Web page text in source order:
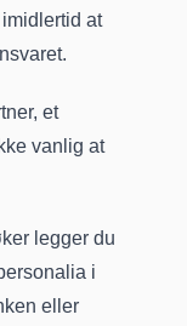
at
et
vanlig at
legger du
i
eller